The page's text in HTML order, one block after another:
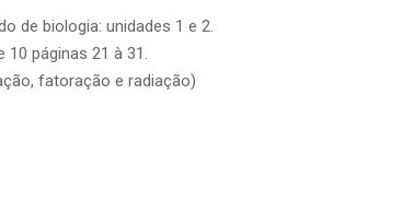
de biologia: unidades 1 e 2.
páginas 21 à 31.
fatoração e radiação)